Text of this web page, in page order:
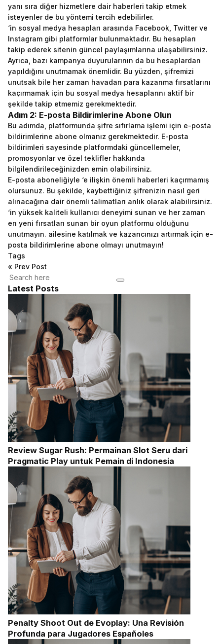
yanı sıra diğer hizmetlere dair haberleri takip etmek
isteyenler de bu yöntemi tercih edebilirler.
‘in sosyal medya hesapları arasında Facebook, Twitter ve
Instagram gibi platformlar bulunmaktadır. Bu hesapları
takip ederek sitenin güncel paylaşımlarına ulaşabilirsiniz.
Ayrıca, bazı kampanya duyurularının da bu hesaplardan
yapıldığını unutmamak önemlidir. Bu yüzden, şifremizi
unutsak bile her zaman havadan para kazanma fırsatlarını
kaçırmamak için bu sosyal medya hesaplarını aktif bir
şekilde takip etmemiz gerekmektedir.
Adım 2: E-posta Bildirimlerine Abone Olun
Bu adımda, platformunda şifre sıfırlama işlemi için e-posta
bildirimlerine abone olmanız gerekmektedir. E-posta
bildirimleri sayesinde platformdaki güncellemeler,
promosyonlar ve özel teklifler hakkında
bilgilendirileceğinizden emin olabilirsiniz.
E-posta aboneliğiyle ‘e ilişkin önemli haberleri kaçırmamış
olursunuz. Bu şekilde, kaybettiğiniz şifrenizin nasıl geri
alınacağına dair önemli talimatları anlık olarak alabilirsiniz.
‘in yüksek kaliteli kullanıcı deneyimi sunan ve her zaman
en yeni fırsatları sunan bir oyun platformu olduğunu
unutmayın. ailesine katılmak ve kazancınızı artırmak için e-
posta bildirimlerine abone olmayı unutmayın!
Tags
« Prev Post
Latest Posts
Review Sugar Rush: Permainan Slot Seru dari
Pragmatic Play untuk Pemain di Indonesia
Penalty Shoot Out de Evoplay: Una Revisión
Profunda para Jugadores Españoles